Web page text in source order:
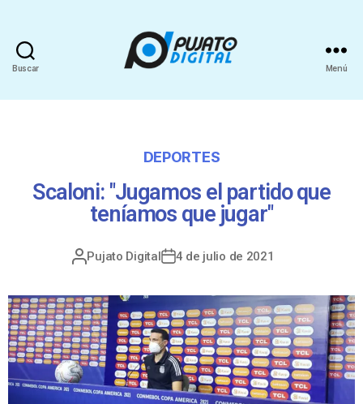
Buscar Menú
DEPORTES
Scaloni: "Jugamos el partido que
teníamos que jugar"
Pujato Digital 4 de julio de 2021